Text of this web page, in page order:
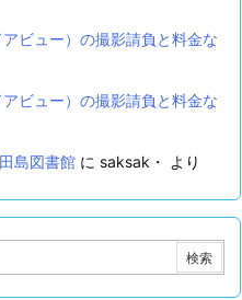
ビュー）の撮影請負と料金な
ビュー）の撮影請負と料金な
島図書館 に saksak・ より